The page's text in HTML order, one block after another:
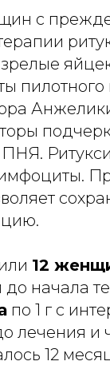
с
12
начала
по 1 г с
лечения и
12